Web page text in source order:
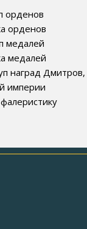
орденов
орденов
медалей
медалей
наград Дмитров,
империи